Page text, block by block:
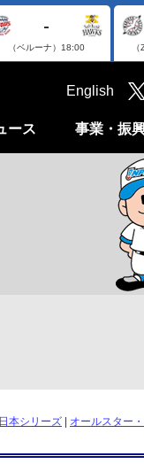
-
（ベルーナ） 18:00
ース 事業・振
English
日本シリーズ オールスター